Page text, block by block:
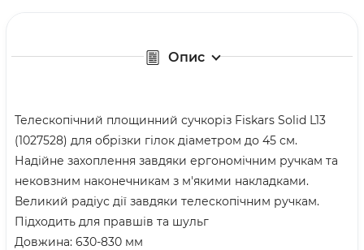
Опис
Телескопічний площинний сучкоріз Fiskars Solid L13
(1027528) для обрізки гілок діаметром до 45 см.
Надійне захоплення завдяки ергономічним ручкам та
нековзним наконечникам з м'якими накладками.
Великий радіус дії завдяки телескопічним ручкам.
Підходить для правшів та шульг
Довжина: 630-830 мм